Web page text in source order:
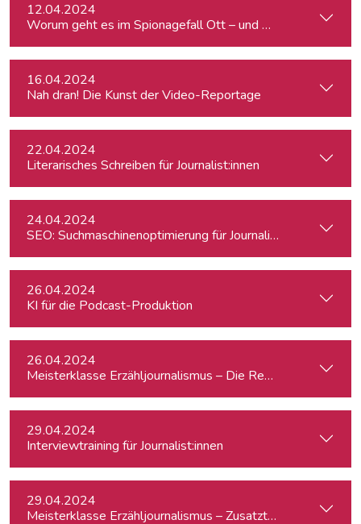
12.04.2024
Worum geht es im Spionagefall Ott – und wie reagiert die
16.04.2024
Nah dran! Die Kunst der Video-Reportage
22.04.2024
Literarisches Schreiben für Journalist:innen
24.04.2024
SEO: Suchmaschinenoptimierung für Journalist:innen
26.04.2024
KI für die Podcast-Produktion
26.04.2024
Meisterklasse Erzähljournalismus – Die
29.04.2024
Interviewtraining für Journalist:innen
29.04.2024
Meisterklasse Erzähljournalismus – Zusatztermin